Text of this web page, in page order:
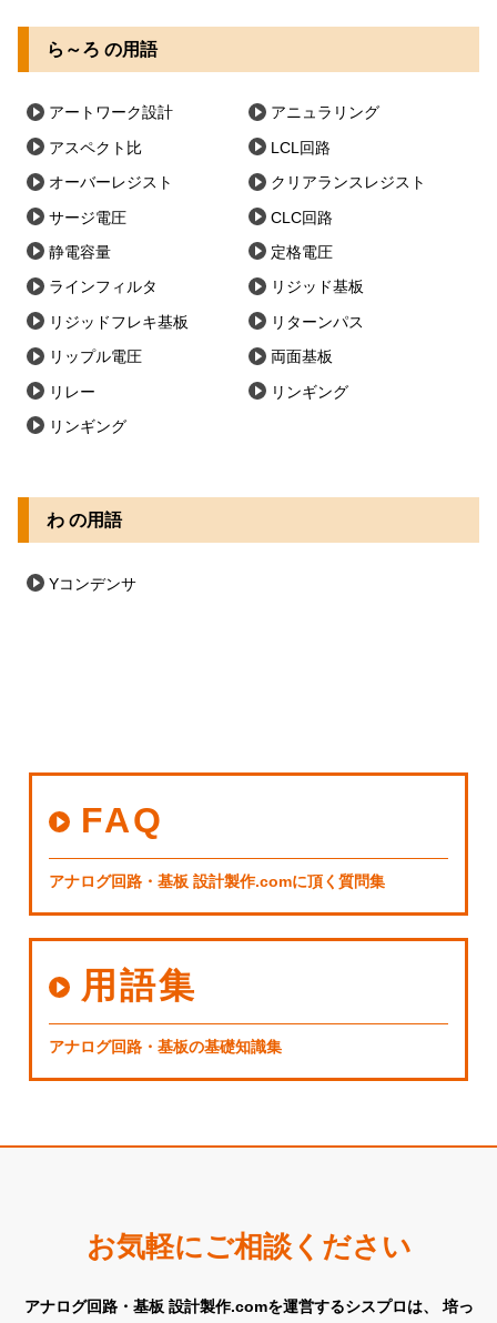
ら～ろ の用語
アートワーク設計 アニュラリング
アスペクト比 LCL回路
オーバーレジスト クリアランスレジスト
サージ電圧 CLC回路
静電容量 定格電圧
ラインフィルタ リジッド基板
リジッドフレキ基板 リターンパス
リップル電圧 両面基板
リレー リンギング
リンギング
わ の用語
Yコンデンサ
FAQ
アナログ回路・基板 設計製作.comに頂く質問集
用語集
アナログ回路・基板の基礎知識集
お気軽にご相談ください
アナログ回路・基板 設計製作.comを運営するシスプロは、 培っ